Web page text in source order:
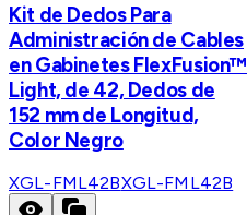
Kit de Dedos Para
Administración de Cables
en Gabinetes FlexFusion™
Light, de 42, Dedos de
152 mm de Longitud,
Color Negro
XGL-FML42BXGL-FML42B